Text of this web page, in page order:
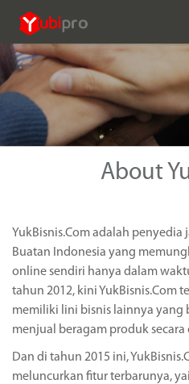
About
YukBisnis.Com adalah penyedia
Buatan Indonesia yang
online sendiri hanya dalam
tahun 2012, kini YukBisnis.Com
memiliki lini bisnis lainnya yang
menjual beragam produk secara
Dan di tahun 2015 ini,
meluncurkan fitur terbarunya,